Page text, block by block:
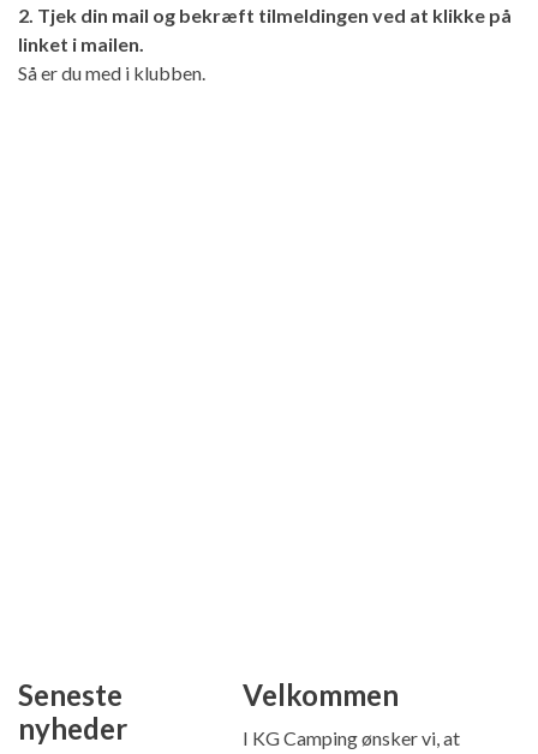
2. Tjek din mail og bekræft tilmeldingen ved at klikke på
linket i mailen.
Så er du med i klubben.
Seneste
nyheder
Velkommen
I KG Camping ønsker vi, at